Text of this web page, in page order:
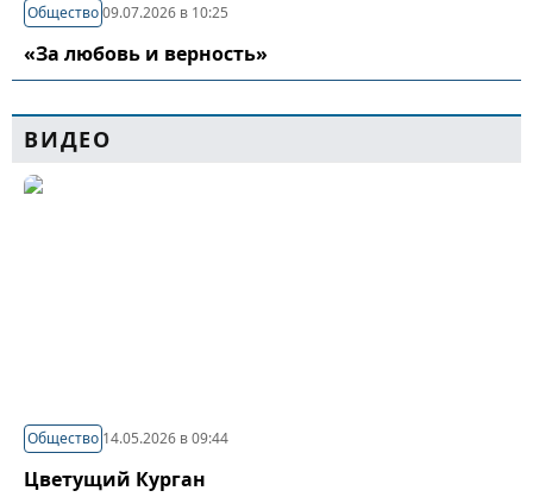
Общество09.07.2026 в 10:25
«За любовь и верность»
ВИДЕО
Общество 14.05.2026 в 09:44
Цветущий Курган